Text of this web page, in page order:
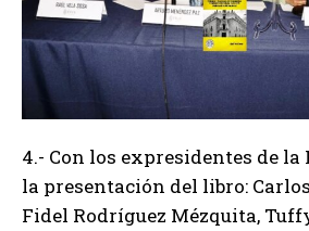
4.- Con los expresidentes de la
la presentación del libro:
Fidel Rodríguez Mézquita,